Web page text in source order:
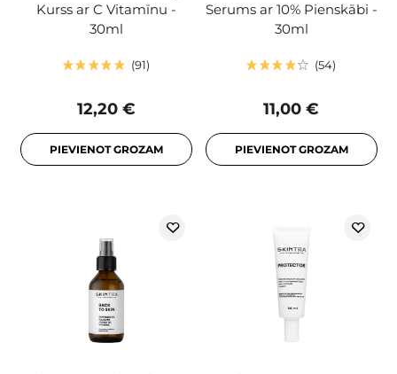
Kurss ar C Vitamīnu -
30ml
91
12,20 €
PIEVIENOT GROZAM
Serums ar 10% Pienskābi -
30ml
54
11,00 €
PIEVIENOT GROZAM